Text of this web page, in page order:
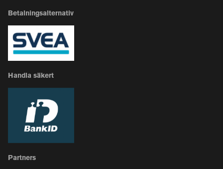
Betalningsalternativ
Handla säkert
Partners